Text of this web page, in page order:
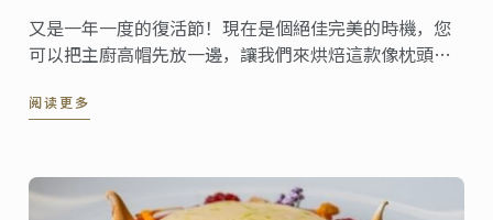
又是一年一度的復活節！現在是個絕佳完美的時機，您
可以把主廚高帽先放一邊，讓我們來烘焙這款像枕頭般
阅读更多